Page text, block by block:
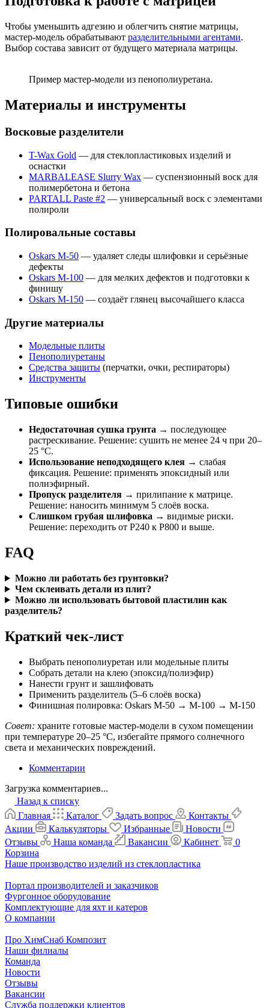
Чтобы уменьшить адгезию и облегчить снятие матрицы,
мастер-модель обрабатывают разделительными агентами.
Выбор состава зависит от будущего материала матрицы.
Пример мастер-модели из пенополиуретана.
Материалы и инструменты
Восковые разделители
T-Wax Gold — для стеклопластиковых изделий и
оснастки
MARBALEASE Slurry Wax — суспензионный воск для
полимербетона и бетона
PARTALL Paste #2 — универсальный воск с элементами
полироли
Полировальные составы
Oskars М-50 — удаляет следы шлифовки и серьёзные
дефекты
Oskars М-100 — для мелких дефектов и подготовки к
финишу
Oskars М-150 — создаёт глянец высочайшего класса
Другие материалы
Модельные плиты
Пенополиуретаны
Средства защиты (перчатки, очки, респираторы)
Инструменты
Типовые ошибки
Недостаточная сушка грунта → последующее
растрескивание. Решение: сушить не менее 24 ч при 20–
25 °C.
Использование неподходящего клея → слабая
фиксация. Решение: применять эпоксидный или
полиэфирный.
Пропуск разделителя → прилипание к матрице.
Решение: наносить минимум 5 слоёв воска.
Слишком грубая шлифовка → видимые риски.
Решение: переходить от P240 к P800 и выше.
FAQ
Можно ли работать без грунтовки?
Чем склеивать детали из плит?
Можно ли использовать бытовой пластилин как
разделитель?
Краткий чек-лист
Выбрать пенополиуретан или модельные плиты
Собрать детали на клею (эпоксид/полиэфир)
Нанести грунт и зашлифовать
Применить разделитель (5–6 слоёв воска)
Финишная полировка: Oskars М-50 → М-100 → М-150
Совет: храните готовые мастер-модели в сухом помещении
при температуре 20–25 °C, избегайте прямого солнечного
света и механических повреждений.
Комментарии
Загрузка комментариев...
Назад к списку
Главная
Каталог Задать вопрос
Контакты
Акции
Калькуляторы Избранные
Новости
Отзывы
Наша команда Вакансии Кабинет
0
Корзина
Наше производство изделий из стеклопластика
Портал производителей и заказчиков
Фургонное оборудование
Комплектующие для яхт и катеров
О компании
Про ХимСнаб Композит
Наши филиалы
Команда
Новости
Отзывы
Вакансии
Служба поддержки клиентов